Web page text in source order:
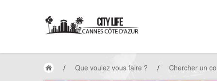
/ Que voulez vous faire ? / Chercher un